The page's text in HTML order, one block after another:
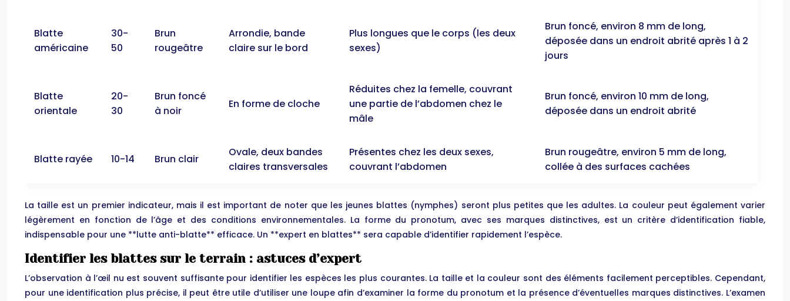
Blatte
américaine
30-
50
Brun
rougeâtre
Arrondie, bande
claire sur le bord
Plus longues que le corps (les deux
sexes)
Brun foncé, environ 8 mm de long,
déposée dans un endroit abrité après 1 à 2
jours
Blatte
orientale
20-
30
Brun foncé
à noir
En forme de cloche
Réduites chez la femelle, couvrant
une partie de l’abdomen chez le
mâle
Brun foncé, environ 10 mm de long,
déposée dans un endroit abrité
Blatte rayée 10-14 Brun clair
Ovale, deux bandes
claires transversales
Présentes chez les deux sexes,
couvrant l’abdomen
Brun rougeâtre, environ 5 mm de long,
collée à des surfaces cachées
La taille est un premier indicateur, mais il est important de noter que les jeunes blattes (nymphes) seront plus petites que les adultes. La couleur peut également varier
légèrement en fonction de l’âge et des conditions environnementales. La forme du pronotum, avec ses marques distinctives, est un critère d’identification fiable,
indispensable pour une **lutte anti-blatte** efficace. Un **expert en blattes** sera capable d’identifier rapidement l’espèce.
Identifier les blattes sur le terrain : astuces d’expert
L’observation à l’œil nu est souvent suffisante pour identifier les espèces les plus courantes. La taille et la couleur sont des éléments facilement perceptibles. Cependant,
pour une identification plus précise, il peut être utile d’utiliser une loupe afin d’examiner la forme du pronotum et la présence d’éventuelles marques distinctives. L’examen